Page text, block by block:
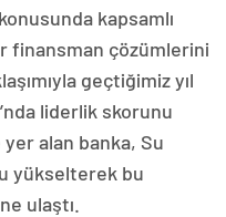
kapsamlı
finansman çözümlerini
geçtiğimiz yıl
liderlik skorunu
alan banka, Su
yükselterek bu
ulaştı.